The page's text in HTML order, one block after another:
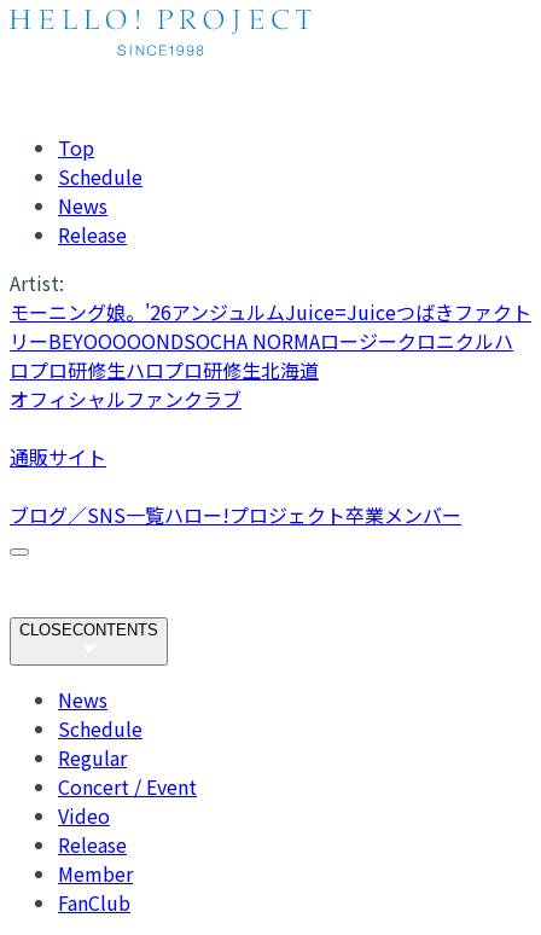
Top
Schedule
News
Release
Artist:
モーニング娘。'26アンジュルムJuice=Juiceつばきファクト
リーBEYOOOOONDSOCHA NORMAロージークロニクルハ
ロプロ研修生ハロプロ研修生北海道
オフィシャルファンクラブ
通販サイト
ブログ／SNS一覧ハロー!プロジェクト卒業メンバー
CLOSECONTENTS
News
Schedule
Regular
Concert / Event
Video
Release
Member
FanClub